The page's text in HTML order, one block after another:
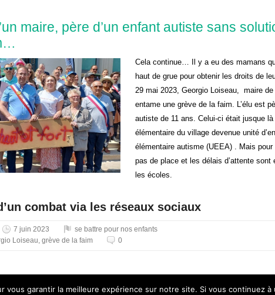
maire, père d’un enfant autiste sans
Cela continue… Il y a eu des mamans
haut de grue pour obtenir les droits de
29 mai 2023, Georgio Loiseau, maire de
entame une grève de la faim. L’élu est
autiste de 11 ans. Celui-ci était jusque là
élémentaire du village devenue unité
élémentaire autisme (UEEA) . Mais pour
pas de place et les délais d’attente sont
les écoles.
combat via les réseaux sociaux
7 juin 2023
se battre pour nos enfants
Loiseau, grève de la faim 0
vous garantir la meilleure expérience sur notre site. Si vous continuez